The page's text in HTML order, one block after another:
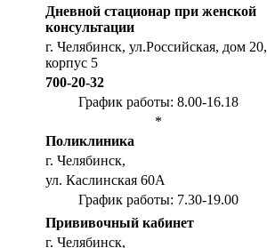
Дневной стационар при женской
консультации
г. Челябинск, ул.Российская, дом 20,
корпус 5
700-20-32
График работы: 8.00-16.18
*
Поликлиника
г. Челябинск,
ул. Каслинская 60А
График работы: 7.30-19.00
Прививочный кабинет
г. Челябинск,